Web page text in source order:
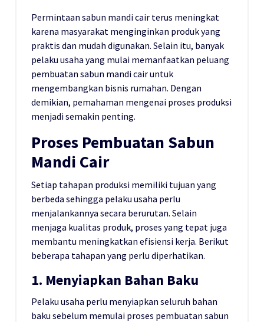
Permintaan sabun mandi cair terus meningkat
karena masyarakat menginginkan produk yang
praktis dan mudah digunakan. Selain itu, banyak
pelaku usaha yang mulai memanfaatkan peluang
pembuatan sabun mandi cair untuk
mengembangkan bisnis rumahan. Dengan
demikian, pemahaman mengenai proses produksi
menjadi semakin penting.
Proses Pembuatan Sabun
Mandi Cair
Setiap tahapan produksi memiliki tujuan yang
berbeda sehingga pelaku usaha perlu
menjalankannya secara berurutan. Selain
menjaga kualitas produk, proses yang tepat juga
membantu meningkatkan efisiensi kerja. Berikut
beberapa tahapan yang perlu diperhatikan.
1. Menyiapkan Bahan Baku
Pelaku usaha perlu menyiapkan seluruh bahan
baku sebelum memulai proses pembuatan sabun